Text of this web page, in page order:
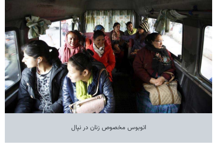
اتوبوس مخصوص زنان در نپال